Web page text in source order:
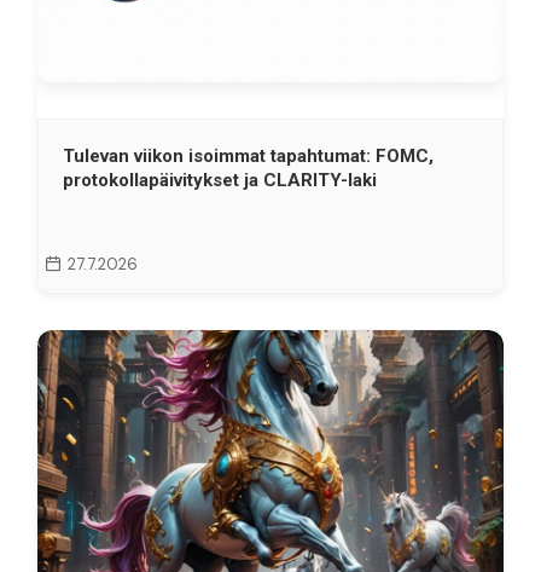
Tulevan viikon isoimmat tapahtumat: FOMC,
protokollapäivitykset ja CLARITY-laki
27.7.2026